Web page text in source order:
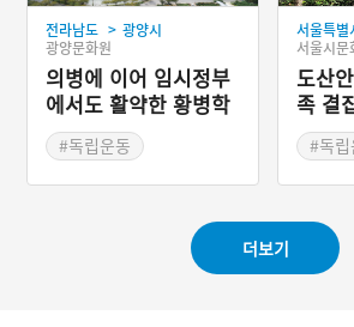
전라남도 > 광양시
광양문화원
의병에 이어 임시정부
에서도 활약한 황병학
#독립운동
서울특별
서울시문
도산
족 결
영웅
곳#독
더보기